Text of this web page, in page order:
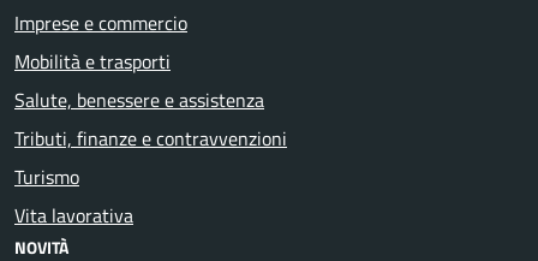
Imprese e commercio
Mobilità e trasporti
Salute, benessere e assistenza
Tributi, finanze e contravvenzioni
Turismo
Vita lavorativa
NOVITÀ